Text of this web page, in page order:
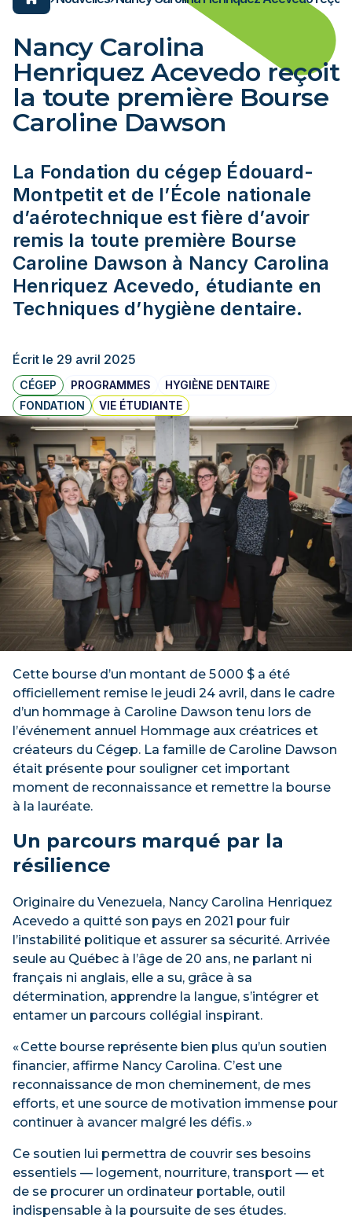
Espace employés/étudiants
Carrière
Services aux entreprises
L'ÉNA
Lynx
générale
programmes
et frais
Cégep
avez-vous pensé à
et locaux?
les impacts et entraves du chantier.
pratiques
dont vous avez
Nancy Carolina
Henriquez Acevedo reçoit
la toute première Bourse
Caroline Dawson
La Fondation du cégep Édouard-
Montpetit et de l’École nationale
d’aérotechnique est fière d’avoir
remis la toute première Bourse
Caroline Dawson à Nancy Carolina
Henriquez Acevedo, étudiante en
Techniques d’hygiène dentaire.
Cette bourse d’un montant de 5 000 $ a été
officiellement remise le jeudi 24 avril, dans le cadre
d’un hommage à Caroline Dawson tenu lors de
l’événement annuel Hommage aux créatrices et
créateurs du Cégep. La famille de Caroline Dawson
était présente pour souligner cet important
moment de reconnaissance et remettre la bourse
à la lauréate.
Un parcours marqué par la
résilience
Originaire du Venezuela, Nancy Carolina Henriquez
Acevedo a quitté son pays en 2021 pour fuir
l’instabilité politique et assurer sa sécurité. Arrivée
seule au Québec à l’âge de 20 ans, ne parlant ni
français ni anglais, elle a su, grâce à sa
détermination, apprendre la langue, s’intégrer et
entamer un parcours collégial inspirant.
« Cette bourse représente bien plus qu’un soutien
financier, affirme Nancy Carolina. C’est une
reconnaissance de mon cheminement, de mes
efforts, et une source de motivation immense pour
continuer à avancer malgré les défis. »
Ce soutien lui permettra de couvrir ses besoins
essentiels — logement, nourriture, transport — et
de se procurer un ordinateur portable, outil
indispensable à la poursuite de ses études.
Écrit le 29 avril 2025
CÉGEP PROGRAMMES
HYGIÈNE DENTAIRE
FONDATION
VIE ÉTUDIANTE